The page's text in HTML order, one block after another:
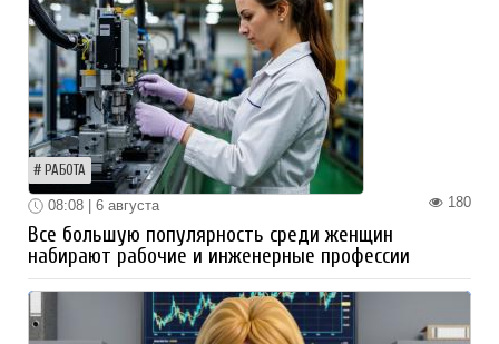
РАБОТА
180
08:08 | 6 августа
Все большую популярность среди женщин
набирают рабочие и инженерные профессии